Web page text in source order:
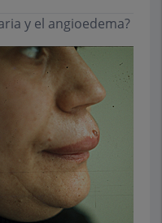
y el angioedema?